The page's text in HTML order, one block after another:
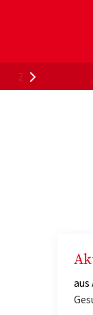
aus